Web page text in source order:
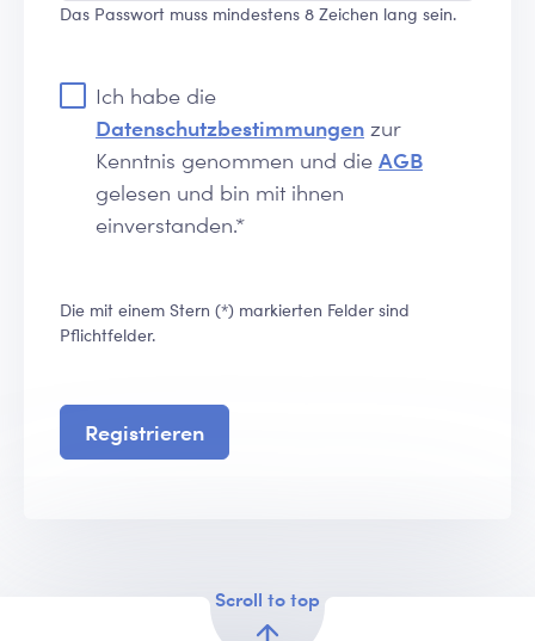
Das Passwort muss mindestens 8 Zeichen lang sein.
Ich habe die
Datenschutzbestimmungen zur
Kenntnis genommen und die AGB
gelesen und bin mit ihnen
einverstanden.*
Die mit einem Stern (*) markierten Felder sind
Pflichtfelder.
Registrieren
Scroll to top